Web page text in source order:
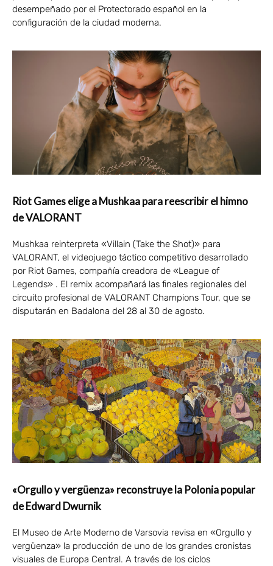
desempeñado por el Protectorado español en la
configuración de la ciudad moderna.
Riot Games elige a Mushkaa para reescribir el himno
de VALORANT
Mushkaa reinterpreta «Villain (Take the Shot)» para
VALORANT, el videojuego táctico competitivo desarrollado
por Riot Games, compañía creadora de «League of
Legends» . El remix acompañará las finales regionales del
circuito profesional de VALORANT Champions Tour, que se
disputarán en Badalona del 28 al 30 de agosto.
«Orgullo y vergüenza» reconstruye la Polonia popular
de Edward Dwurnik
El Museo de Arte Moderno de Varsovia revisa en «Orgullo y
vergüenza» la producción de uno de los grandes cronistas
visuales de Europa Central. A través de los ciclos